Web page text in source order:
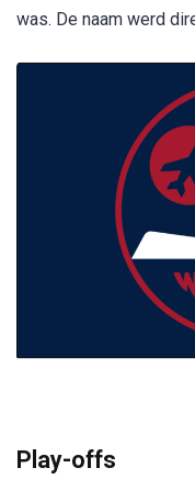
was. De naam werd
Play-offs